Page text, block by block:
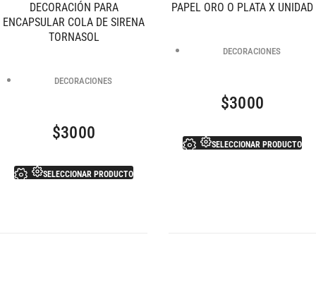
DECORACIÓN PARA
ENCAPSULAR COLA DE SIRENA
TORNASOL
DECORACIONES
$3000
SELECCIONAR PRODUCTO
PAPEL ORO O PLATA X UNIDAD
DECORACIONES
$3000
SELECCIONAR PRODUCTO